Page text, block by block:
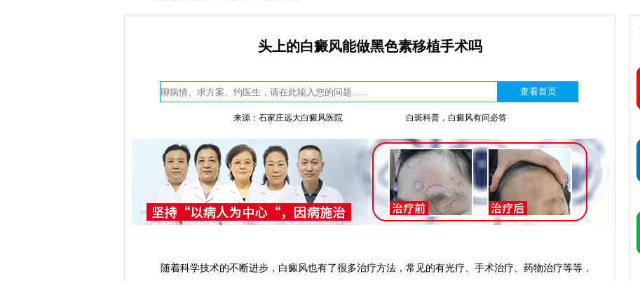
头上的白癜风能做黑色素移植手术吗
来源：石家庄远大白癜风医院 白斑科普，白癜风有问必答
随着科学技术的不断进步，白癜风也有了很多治疗方法，常见的有光疗、手术治疗、药物治疗等等，